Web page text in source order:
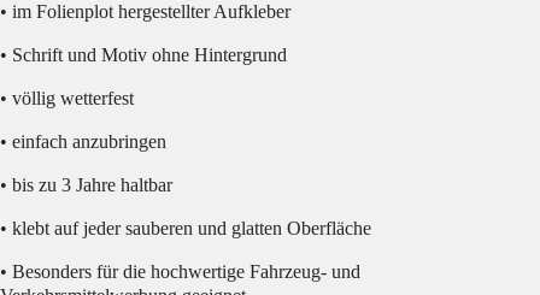
• im Folienplot hergestellter Aufkleber
• Schrift und Motiv ohne Hintergrund
• völlig wetterfest
• einfach anzubringen
• bis zu 3 Jahre haltbar
• klebt auf jeder sauberen und glatten Oberfläche
• Besonders für die hochwertige Fahrzeug- und